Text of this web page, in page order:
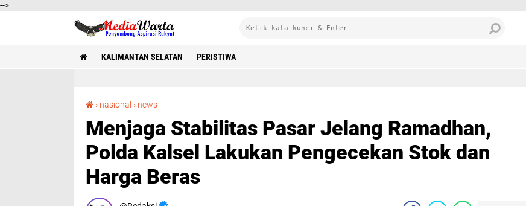
-->
KALIMANTAN SELATAN PERISTIWA
› nasional › news
Menjaga Stabilitas Pasar Jelang Ramadhan,
Polda Kalsel Lakukan Pengecekan Stok dan
Harga Beras